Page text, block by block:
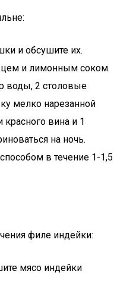
и обсушите их.
и лимонным соком.
воды, 2 столовые
мелко нарезанной
вина и 1
на ночь.
в течение 1-1,5
филе индейки:
мясо индейки